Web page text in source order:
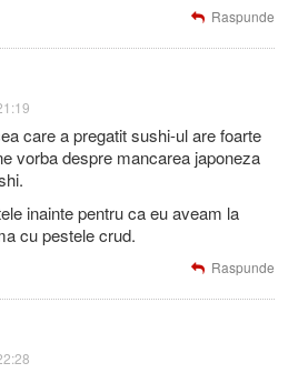
Raspunde
care a pregatit sushi-ul are foarte
vorba despre mancarea japoneza
inainte pentru ca eu aveam la
cu pestele crud.
Raspunde